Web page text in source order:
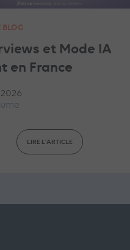
BLOG
et Mode IA
en France
LIRE L'ARTICLE